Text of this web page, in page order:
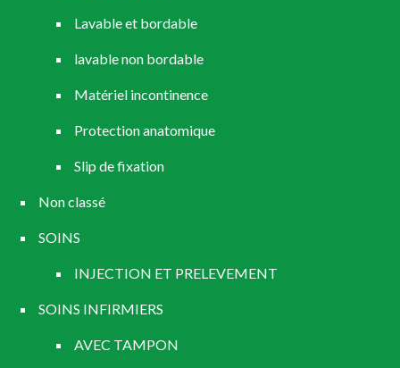
Lavable et bordable
lavable non bordable
Matériel incontinence
Protection anatomique
Slip de fixation
Non classé
SOINS
INJECTION ET PRELEVEMENT
SOINS INFIRMIERS
AVEC TAMPON